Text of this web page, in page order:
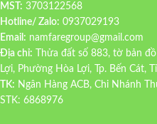
MST: 3703122568
Hotline/ Zalo: 0937029193
Email: namfaregroup@gmail.com
Địa chỉ: Thửa đất số 883, tờ bản
Lợi, Phường Hòa Lợi, Tp. Bến Cát,
TK: Ngân Hàng ACB, Chi Nhánh
STK: 6868976